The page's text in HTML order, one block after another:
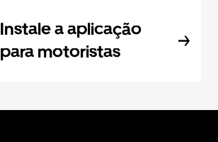
Instale a aplicação
para motoristas